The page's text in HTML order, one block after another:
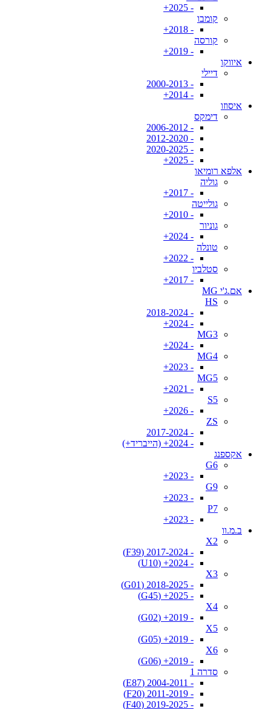
- 2025+
קומבו
- 2018+
קורסה
- 2019+
איווקו
דיילי
- 2000-2013
- 2014+
איסוזו
דימקס
- 2006-2012
- 2012-2020
- 2020-2025
- 2025+
אלפא רומיאו
גוליה
- 2017+
גולייטה
- 2010+
גוניור
- 2024+
טונלה
- 2022+
סטלביו
- 2017+
אם.ג'י MG
HS
- 2018-2024
- 2024+
MG3
- 2024+
MG4
- 2023+
MG5
- 2021+
S5
- 2026+
ZS
- 2017-2024
- 2024+ (הייבריד+)
אקספנג
G6
- 2023+
G9
- 2023+
P7
- 2023+
ב.מ.וו
X2
- 2017-2024 (F39)
- 2024+ (U10)
X3
- 2018-2025 (G01)
- 2025+ (G45)
X4
- 2019+ (G02)
X5
- 2019+ (G05)
X6
- 2019+ (G06)
סדרה 1
- 2004-2011 (E87)
- 2011-2019 (F20)
- 2019-2025 (F40)